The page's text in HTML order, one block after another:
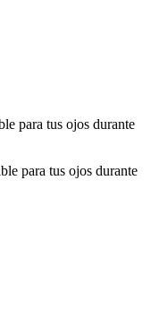
para tus ojos durante
para tus ojos durante